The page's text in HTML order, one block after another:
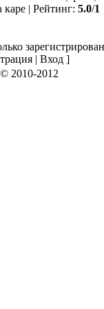
каре | Рейтинг: 5.0/1
| Вход]
© 2010-2012